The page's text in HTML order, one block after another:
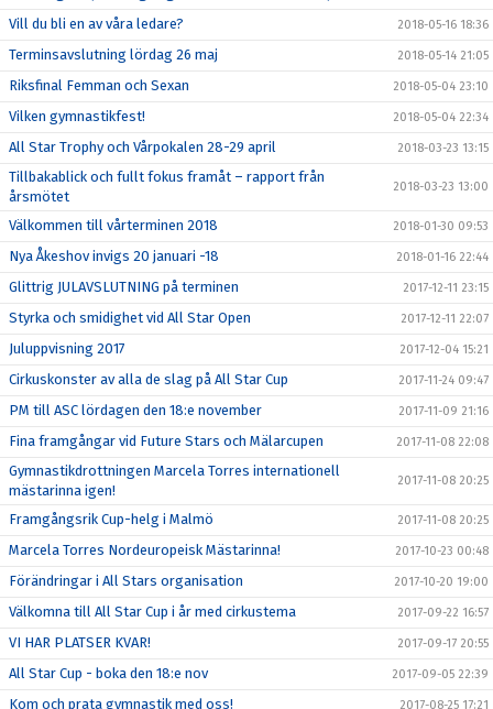
Vill du bli en av våra ledare? 2018-05-16 18:36
Terminsavslutning lördag 26 maj 2018-05-14 21:05
Riksfinal Femman och Sexan 2018-05-04 23:10
Vilken gymnastikfest! 2018-05-04 22:34
All Star Trophy och Vårpokalen 28-29 april 2018-03-23 13:15
Tillbakablick och fullt fokus framåt – rapport från
årsmötet
2018-03-23 13:00
Välkommen till vårterminen 2018 2018-01-30 09:53
Nya Åkeshov invigs 20 januari -18 2018-01-16 22:44
Glittrig JULAVSLUTNING på terminen 2017-12-11 23:15
Styrka och smidighet vid All Star Open 2017-12-11 22:07
Juluppvisning 2017 2017-12-04 15:21
Cirkuskonster av alla de slag på All Star Cup 2017-11-24 09:47
PM till ASC lördagen den 18:e november 2017-11-09 21:16
Fina framgångar vid Future Stars och Mälarcupen 2017-11-08 22:08
Gymnastikdrottningen Marcela Torres internationell
mästarinna igen!
2017-11-08 20:25
Framgångsrik Cup-helg i Malmö 2017-11-08 20:25
Marcela Torres Nordeuropeisk Mästarinna! 2017-10-23 00:48
Förändringar i All Stars organisation 2017-10-20 19:00
Välkomna till All Star Cup i år med cirkustema 2017-09-22 16:57
VI HAR PLATSER KVAR! 2017-09-17 20:55
All Star Cup - boka den 18:e nov 2017-09-05 22:39
Kom och prata gymnastik med oss! 2017-08-25 17:21